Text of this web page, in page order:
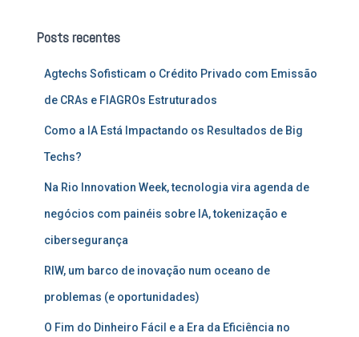
iPosts recentes
Agtechs Sofisticam o Crédito Privado com Emissão
de CRAs e FIAGROs Estruturados
Como a IA Está Impactando os Resultados de Big
Techs?
Na Rio Innovation Week, tecnologia vira agenda de
negócios com painéis sobre IA, tokenização e
cibersegurança
RIW, um barco de inovação num oceano de
problemas (e oportunidades)
O Fim do Dinheiro Fácil e a Era da Eficiência no